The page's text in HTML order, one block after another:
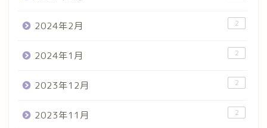
2024年2月 2
2024年1月 2
2023年12月 2
2023年11月 2